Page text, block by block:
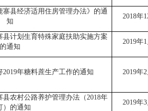
县经济适用住房管理办法》的通
知
2018年1
县计划生育特殊家庭扶助实施方案
的通知
2019年1
2019年糖料蔗生产工作的通知 2019年2
农村公路养护管理办法（2018年
）的通知
2019年3